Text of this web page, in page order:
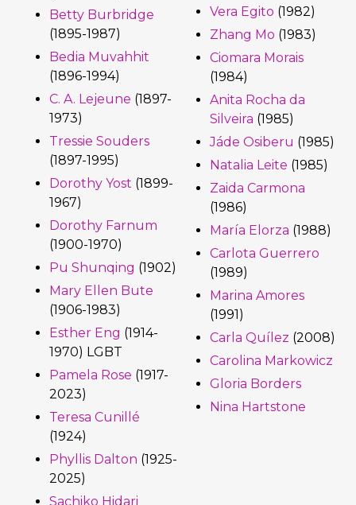
Betty Burbridge
(1895-1987)
Bedia Muvahhit
(1896-1994)
C. A. Lejeune (1897-
1973)
Tressie Souders
(1897-1995)
Dorothy Yost (1899-
1967)
Dorothy Farnum
(1900-1970)
Pu Shunqing (1902)
Mary Ellen Bute
(1906-1983)
Esther Eng (1914-
1970) LGBT
Pamela Rose (1917-
2023)
Teresa Cunillé
(1924)
Phyllis Dalton (1925-
2025)
Sachiko Hidari
Vera Egito (1982)
Zhang Mo (1983)
Ciomara Morais
(1984)
Anita Rocha da
Silveira (1985)
Jáde Osiberu (1985)
Natalia Leite (1985)
Zaida Carmona
(1986)
María Elorza (1988)
Carlota Guerrero
(1989)
Marina Amores
(1991)
Carla Quílez (2008)
Carolina Markowicz
Gloria Borders
Nina Hartstone